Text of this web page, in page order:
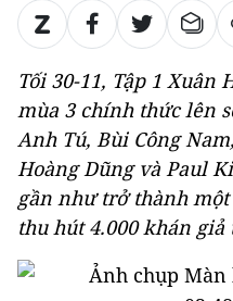
Tối 30-11, Tập 1 Xuân
mùa 3 chính thức lên
Anh Tú, Bùi Công
Hoàng Dũng và Paul
gần như trở thành
thu hút 4.000 khán giả